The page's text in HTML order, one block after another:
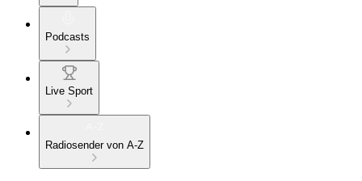
Podcasts
Live Sport
Radiosender von A-Z